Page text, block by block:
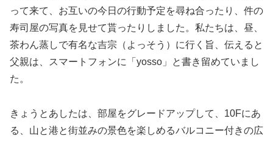
って来て、お互いの今日の行動予定を尋ね合ったり、件の
寿司屋の写真を見せて貰ったりしました。私たちは、昼、
茶わん蒸しで有名な吉宗（よっそう）に行く旨、伝えると
父親は、スマートフォンに「yosso」と書き留めていまし
た。
きょうとあしたは、部屋をグレードアップして、10Fにあ
る、山と港と街並みの景色を楽しめるバルコニー付きの広